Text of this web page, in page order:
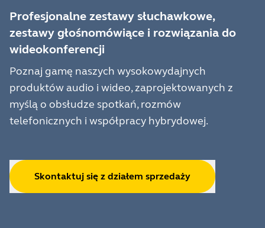
Profesjonalne zestawy słuchawkowe,
zestawy głośnomówiące i rozwiązania do
wideokonferencji
Poznaj gamę naszych wysokowydajnych
produktów audio i wideo, zaprojektowanych z
myślą o obsłudze spotkań, rozmów
telefonicznych i współpracy hybrydowej.
Skontaktuj się z działem sprzedaży